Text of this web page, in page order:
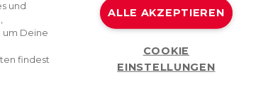
und
um Deine
findest
ALLE AKZEPTIEREN
COOKIE
EINSTELLUNGEN